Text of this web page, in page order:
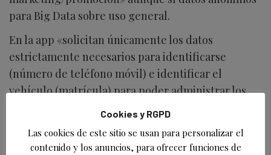
para Big Data sobre uso general.
En la app «solicitan únicamente los datos
estrictamente necesarios para identificarse
(número de teléfono móvil) e identificar el
vehículo (matrícula) para poder administrar los
director de Parkunload a preguntas de
ESTORRELAVEGA.
Cookies y RGPD
Las cookies de este sitio se usan para personalizar el
contenido y los anuncios, para ofrecer funciones de